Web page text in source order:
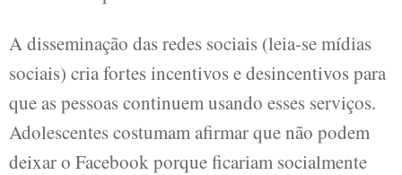
A disseminação das redes sociais (leia-se mídias
sociais) cria fortes incentivos e desincentivos para
que as pessoas continuem usando esses serviços.
Adolescentes costumam afirmar que não podem
deixar o Facebook porque ficariam socialmente